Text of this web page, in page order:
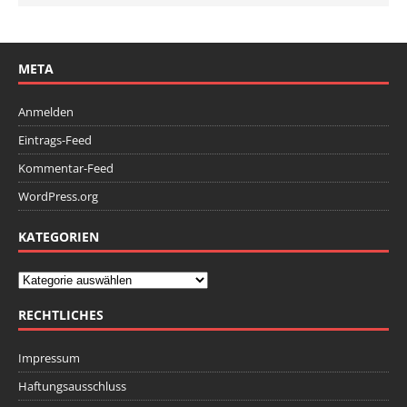
META
Anmelden
Eintrags-Feed
Kommentar-Feed
WordPress.org
KATEGORIEN
RECHTLICHES
Impressum
Haftungsausschluss